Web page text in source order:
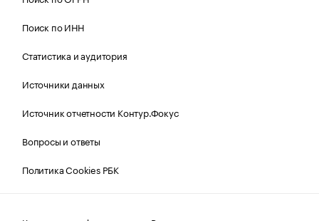
Поиск по ИНН
Статистика и аудитория
Источники данных
Источник отчетности Контур.Фокус
Вопросы и ответы
Политика Cookies РБК